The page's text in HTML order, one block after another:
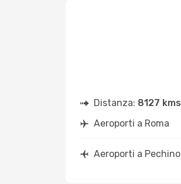
Distanza: 8127 kms
Aeroporti a Roma
Aeroporti a Pechino